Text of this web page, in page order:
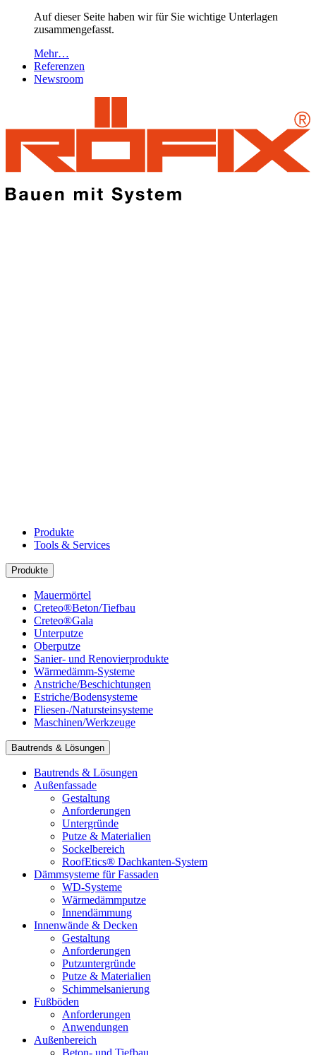
Auf dieser Seite haben wir für Sie wichtige Unterlagen
zusammengefasst.
Mehr…
Referenzen
Newsroom
Produkte
Tools & Services
Produkte
Mauermörtel
Creteo®Beton/Tiefbau
Creteo®Gala
Unterputze
Oberputze
Sanier- und Renovierprodukte
Wärmedämm-Systeme
Anstriche/Beschichtungen
Estriche/Bodensysteme
Fliesen-/Natursteinsysteme
Maschinen/Werkzeuge
Bautrends & Lösungen
Bautrends & Lösungen
Außenfassade
Gestaltung
Anforderungen
Untergründe
Putze & Materialien
Sockelbereich
RoofEtics® Dachkanten-System
Dämmsysteme für Fassaden
WD-Systeme
Wärmedämmputze
Innendämmung
Innenwände & Decken
Gestaltung
Anforderungen
Putzuntergründe
Putze & Materialien
Schimmelsanierung
Fußböden
Anforderungen
Anwendungen
Außenbereich
Beton- und Tiefbau